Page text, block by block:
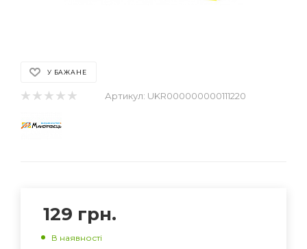
У БАЖАНЕ
Артикул: UKR000000000111220
129 грн.
В наявності